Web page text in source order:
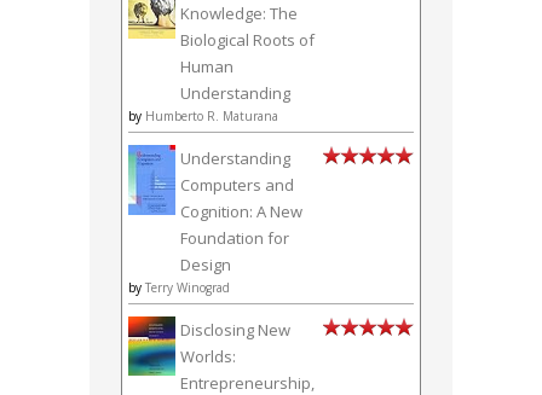
Knowledge: The
Biological Roots of
Human
Understanding
by Humberto R. Maturana
Understanding
Computers and
Cognition: A New
Foundation for
Design
by Terry Winograd
Disclosing New
Worlds:
Entrepreneurship,